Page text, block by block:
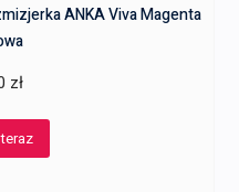
ANKA Viva Magenta
zł